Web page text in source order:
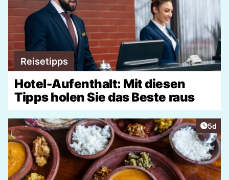
Reisetipps
Hotel-Aufenthalt: Mit diesen
Tipps holen Sie das Beste raus
5d